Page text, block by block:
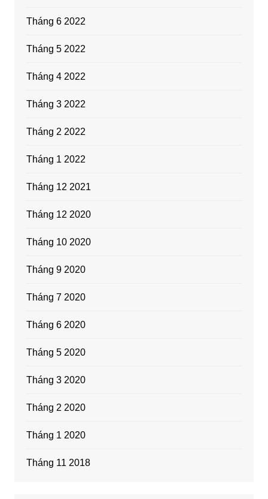
Tháng 6 2022
Tháng 5 2022
Tháng 4 2022
Tháng 3 2022
Tháng 2 2022
Tháng 1 2022
Tháng 12 2021
Tháng 12 2020
Tháng 10 2020
Tháng 9 2020
Tháng 7 2020
Tháng 6 2020
Tháng 5 2020
Tháng 3 2020
Tháng 2 2020
Tháng 1 2020
Tháng 11 2018